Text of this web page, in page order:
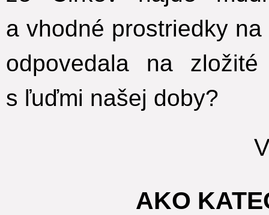
a vhodné prostriedky
odpovedala na
s ľuďmi našej doby?
AKO